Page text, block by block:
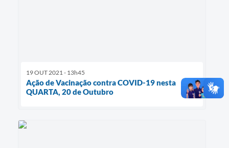
19 OUT 2021 - 13h45
Ação de Vacinação contra COVID-19 nesta
QUARTA, 20 de Outubro